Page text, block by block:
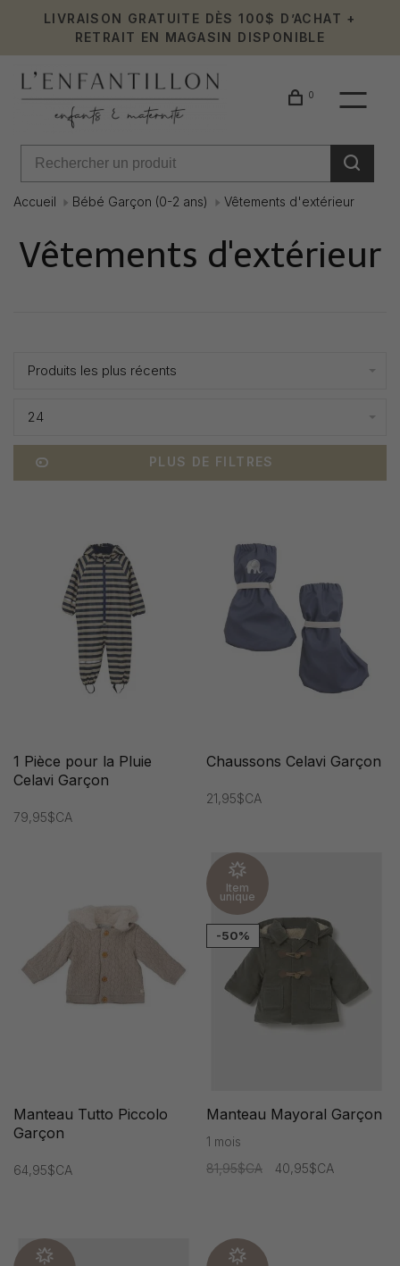
LIVRAISON GRATUITE DÈS 100$ D’ACHAT +
RETRAIT EN MAGASIN DISPONIBLE
0
Accueil Bébé Garçon (0-2 ans) Vêtements d'extérieur
Vêtements d'extérieur
Produits les plus récents
24
PLUS DE FILTRES
1 Pièce pour la Pluie
Celavi Garçon
79,95$CA
Chaussons Celavi Garçon
21,95$CA
Manteau Tutto Piccolo
Garçon
64,95$CA
Item
unique
-50%
Manteau Mayoral Garçon
1 mois
81,95$CA
40,95$CA